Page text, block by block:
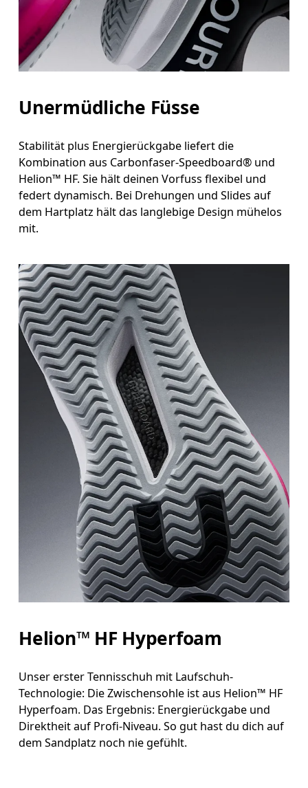
Unermüdliche Füsse
Stabilität plus Energierückgabe liefert die
Kombination aus Carbonfaser-Speedboard® und
Helion™ HF. Sie hält deinen Vorfuss flexibel und
federt dynamisch. Bei Drehungen und Slides auf
dem Hartplatz hält das langlebige Design mühelos
mit.
Helion™ HF Hyperfoam
Unser erster Tennisschuh mit Laufschuh-
Technologie: Die Zwischensohle ist aus Helion™ HF
Hyperfoam. Das Ergebnis: Energierückgabe und
Direktheit auf Profi-Niveau. So gut hast du dich auf
dem Sandplatz noch nie gefühlt.